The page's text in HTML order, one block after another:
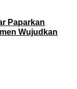
Paparkan
Wujudkan